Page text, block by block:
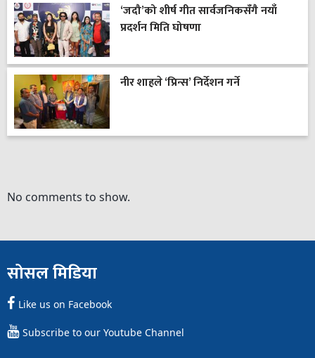
‘जदौ’को शीर्ष गीत सार्वजनिकसँगै नयाँ
प्रदर्शन मिति घोषणा
नीर शाहले ‘प्रिन्स’ निर्देशन गर्ने
No comments to show.
सोसल मिडिया
Like us on Facebook
Subscribe to our Youtube Channel